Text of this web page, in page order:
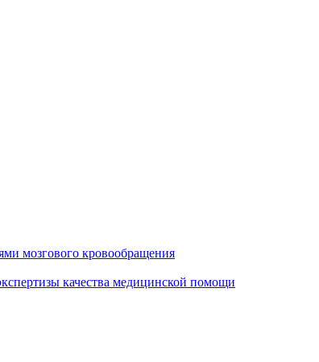
мозгового кровообращения
качества медицинской помощи